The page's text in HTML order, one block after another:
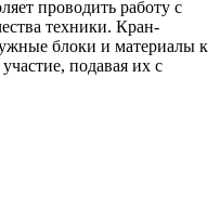
проводить работу с
техники. Кран-
блоки и материалы к
подавая их с